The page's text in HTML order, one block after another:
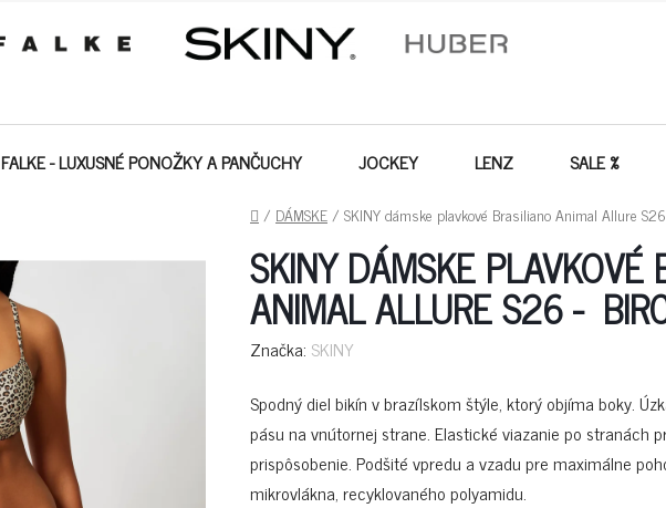
FALKE - LUXUSNÉ PONOŽKY A PANČUCHY JOCKEY LENZ SALE %
DOMOV
/ DÁMSKE/ SKINY dámske plavkové Brasiliano Animal Allure
SKINY DÁMSKE PLAVKOVÉ
ANIMAL ALLURE S26 -
Značka: SKINY
Spodný diel bikín v brazílskom štýle, ktorý objíma boky.
pásu na vnútornej strane. Elastické viazanie po stranách
prispôsobenie. Podšité vpredu a vzadu pre maximálne
mikrovlákna, recyklovaného polyamidu.